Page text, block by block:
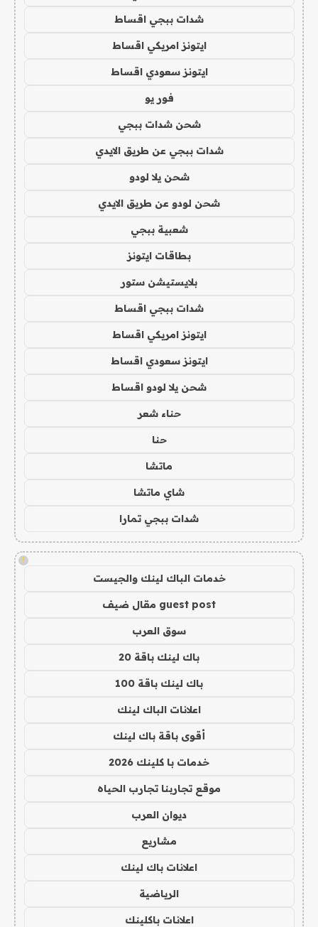
شدات ببجي اقساط
ايتونز امريكي اقساط
ايتونز سعودي اقساط
فور يو
شحن شدات ببجي
شدات ببجي عن طريق الايدي
شحن يلا لودو
شحن لودو عن طريق الايدي
شعبية ببجي
بطاقات ايتونز
بلايستيشن ستور
شدات ببجي اقساط
ايتونز امريكي اقساط
ايتونز سعودي اقساط
شحن يلا لودو اقساط
حناء شعر
حنا
ماتشا
شاي ماتشا
شدات ببجي تمارا
!
خدمات الباك لينك والجيست
guest post مقال ضيف
سوق العرب
باك لينك باقة 20
باك لينك باقة 100
اعلانات الباك لينك
أقوى باقة باك لينك
خدمات با كلينك 2026
موقع تجاربنا تجارب الحياه
ديوان العرب
مشاريع
اعلانات باك لينك
الرياضية
اعلانات باكلينك